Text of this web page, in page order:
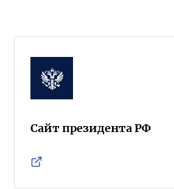
Сайт президента РФ